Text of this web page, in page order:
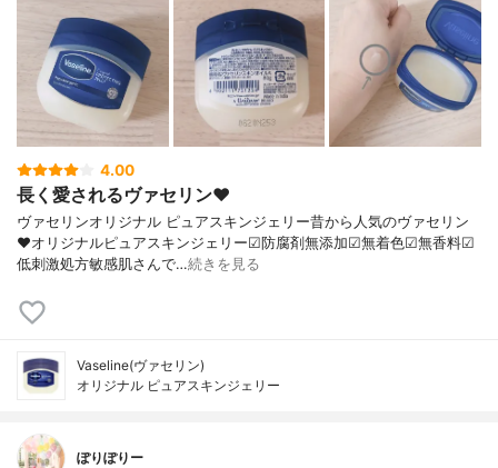
4.00
長く愛されるヴァセリン♥︎
ヴァセリンオリジナル ピュアスキンジェリー昔から人気のヴァセリン
♥︎オリジナルピュアスキンジェリー☑︎防腐剤無添加☑︎無着色☑︎無香料☑︎
低刺激処方敏感肌さんで…続きを見る
Vaseline(ヴァセリン)
オリジナル ピュアスキンジェリー
ぽりぽりー